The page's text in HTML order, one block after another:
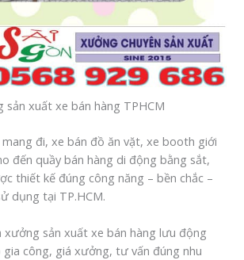
sản xuất xe bán hàng TPHCM
đi, xe bán đồ ăn vặt, xe booth giới
đến quầy bán hàng di động bằng sắt,
thiết kế đúng công năng – bền chắc –
dụng tại TP.HCM.
xưởng sản xuất xe bán hàng lưu động
công, giá xưởng, tư vấn đúng nhu